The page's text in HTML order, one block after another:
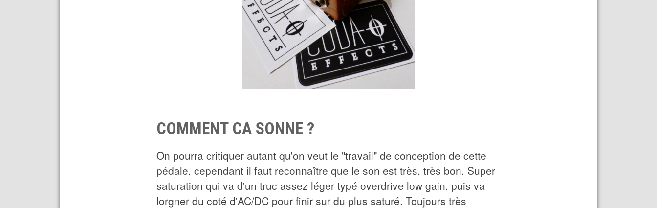
COMMENT CA SONNE ?
On pourra critiquer autant qu'on veut le "travail" de conception de cette
pédale, cependant il faut reconnaître que le son est très, très bon. Super
saturation qui va d'un truc assez léger typé overdrive low gain, puis va
lorgner du coté d'AC/DC pour finir sur du plus saturé. Toujours très